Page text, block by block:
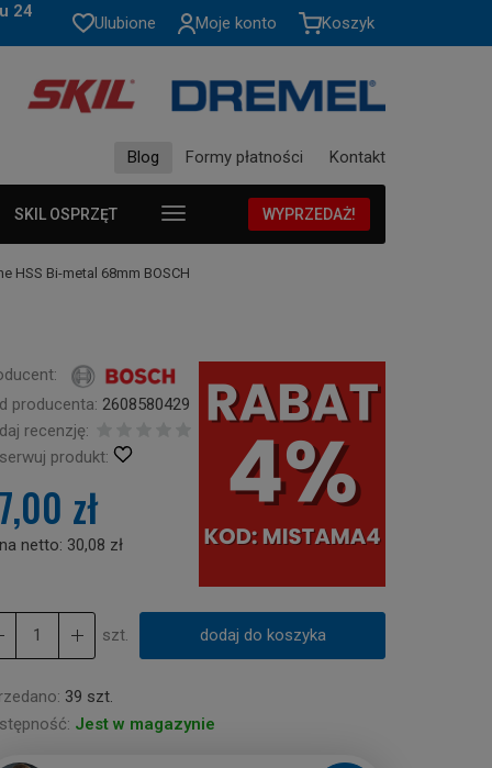
24
Ulubione Moje konto Koszyk
Blog Formy płatności Kontakt
SKIL OSPRZĘT WYPRZEDAŻ!
HSS Bi-metal 68mm BOSCH
producenta: 2608580429
recenzję:
produkt:
zł
netto: 30,08 zł
szt. dodaj do koszyka
39 szt.
Jest w magazynie